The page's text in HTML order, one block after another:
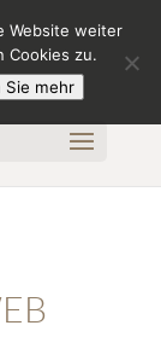
Website weiter
Cookies zu.
Sie mehr